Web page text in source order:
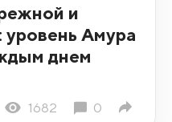
и
Амура
днем
1682 0